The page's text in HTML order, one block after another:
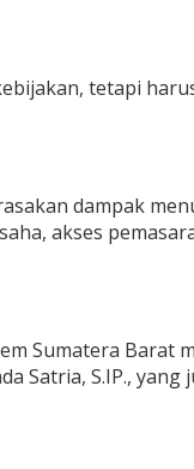
tetapi
dampak
akses
Sumatera
Satria, S.IP.,